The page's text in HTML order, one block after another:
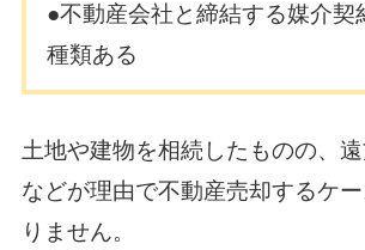
●不動産会社と締結する媒介契
種類ある
土地や建物を相続したものの、
などが理由で不動産売却するケ
りません。